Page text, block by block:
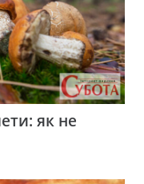
як не